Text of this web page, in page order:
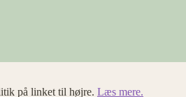
på linket til højre. Læs mere.